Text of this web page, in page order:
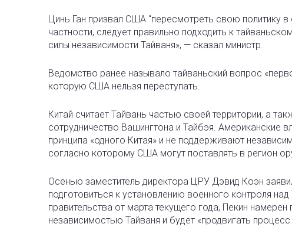
Цинь Ган призвал США “пересмотреть свою политику в
частности, следует правильно подходить к
силы независимости Тайваня», — сказал министр.
Ведомство ранее называло тайваньский вопрос
которую США нельзя переступать.
Китай считает Тайвань частью своей территории, а
сотрудничество Вашингтона и Тайбэя. Американские
принципа «одного Китая» и не поддерживают
согласно которому США могут поставлять в регион
Осенью заместитель директора ЦРУ Дэвид Коэн
подготовиться к установлению военного контроля
правительства от марта текущего года, Пекин
независимостью Тайваня и будет «продвигать